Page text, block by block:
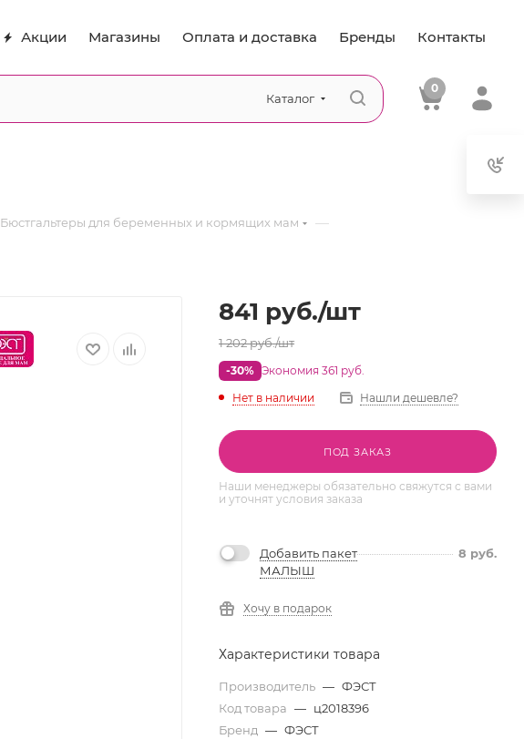
Акции Магазины Оплата и доставка Бренды Контакты
Каталог
0
Бюстгальтеры для беременных и кормящих мам —
841 руб./шт
1 202руб./шт
-30% Экономия 361 руб.
Нет в наличии
Нашли дешевле?
ПОД ЗАКАЗ
Наши менеджеры обязательно свяжутся с вами
и уточнят условия заказа
Добавить пакет
МАЛЫШ
8 руб.
Хочу в подарок
Характеристики товара
Производитель — ФЭСТ
Код товара — ц2018396
Бренд — ФЭСТ